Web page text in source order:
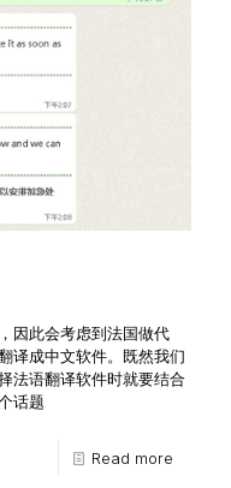
因此会考虑到法国做代
译成中文软件。既然我们
法语翻译软件时就要结合
话题
Read more